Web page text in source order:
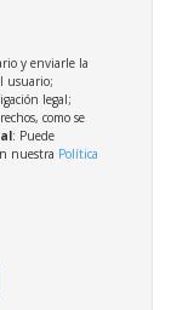
y enviarle la
usuario;
legal;
como se
: Puede
nuestra Política